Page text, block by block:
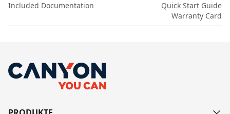
Included Documentation
Quick Start Guide
Warranty Card